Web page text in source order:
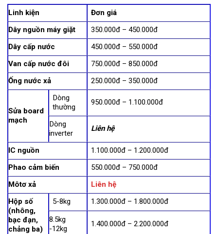
Linh kiện
Đơn giá
Dây nguồn máy giặt
350.000đ – 450.000đ
Dây cấp nước
450.000đ – 550.000đ
Van cấp nước đôi
750.000đ – 850.000đ
Ống nước xả
250.000đ – 350.000đ
Sửa board
mạch
Dòng
thường
950.000đ – 1.100.000đ
Dòng
inverter
Liên hệ
IC nguồn
1.100.000đ – 1.200.000đ
Phao cảm biến
550.000đ – 750.000đ
Môtơ xả
Liên hệ
Hộp số
(nhông,
bạc đạn,
chảng ba)
5-8kg 1.300.000đ – 1.800.000đ
8.5kg
-12kg
1.400.000đ – 2.200.000đ